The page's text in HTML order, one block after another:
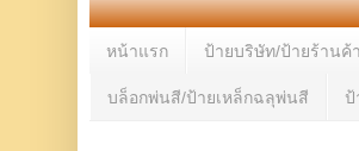
หน้าแรก ป้ายบริษัท/ป้ายร้านค้า
บล็อกพ่นสี/ป้ายเหล็กฉลุพ่นสี ป้